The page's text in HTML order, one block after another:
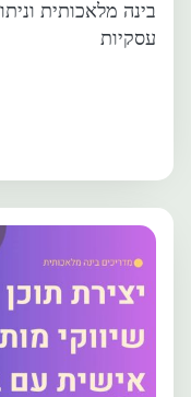
בינה מלאכותית
עסקיות